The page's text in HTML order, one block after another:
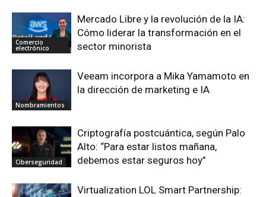
Comercio
electrónico
Mercado Libre y la revolución de la IA:
Cómo liderar la transformación en el
sector minorista
Nombramientos
Veeam incorpora a Mika Yamamoto en
la dirección de marketing e IA
Ciberseguridad
Criptografía postcuántica, según Palo
Alto: “Para estar listos mañana,
debemos estar seguros hoy”
Virtualization LOL Smart Partnership: